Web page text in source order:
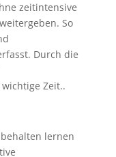
zeitintensive
So
Durch die
Zeit..
lernen